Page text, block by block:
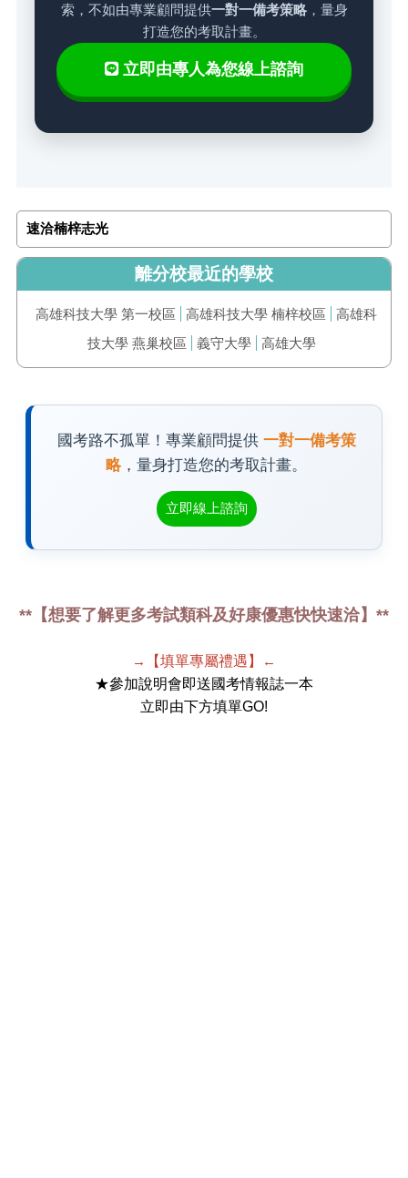
索，不如由專業顧問提供一對一備考策略，量身
打造您的考取計畫。
立即由專人為您線上諮詢
速洽楠梓志光
離分校最近的學校
高雄科技大學 第一校區 高雄科技大學 楠梓校區
高雄科
技大學 燕巢校區
義守大學 高雄大學
國考路不孤單！專業顧問提供 一對一備考策
略，量身打造您的考取計畫。
立即線上諮詢
**【想要了解更多考試類科及好康優惠快快速洽】**
→ 【填單專屬禮遇】
←
★參加說明會即送國考情報誌一本
立即由下方填單GO!